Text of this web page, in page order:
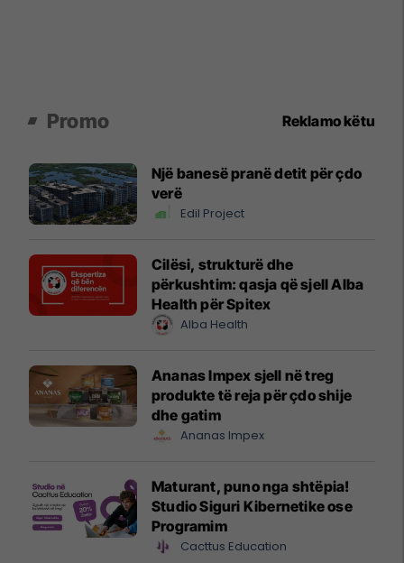
Promo Reklamo këtu
Një banesë pranë detit për çdo
verë
Edil Project
Cilësi, strukturë dhe
përkushtim: qasja që sjell Alba
Health për Spitex
Alba Health
Ananas Impex sjell në treg
produkte të reja për çdo shije
dhe gatim
Ananas Impex
Maturant, puno nga shtëpia!
Studio Siguri Kibernetike ose
Programim
Cacttus Education